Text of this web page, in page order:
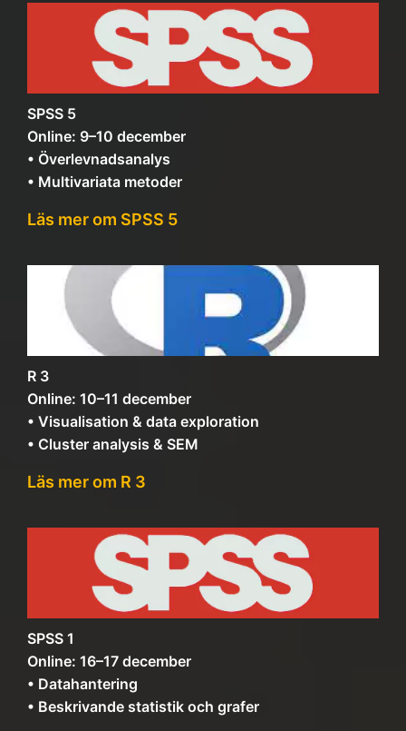
SPSS 5
Online: 9–10 december
• Överlevnadsanalys
• Multivariata metoder
Läs mer om SPSS 5
R 3
Online: 10–11 december
• Visualisation & data exploration
• Cluster analysis & SEM
Läs mer om R 3
SPSS 1
Online: 16–17 december
• Datahantering
• Beskrivande statistik och grafer